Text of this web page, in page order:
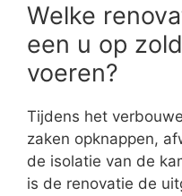
Welke
een u op
voeren?
Tijdens het
zaken opknappen,
de isolatie van de
is de renovatie de